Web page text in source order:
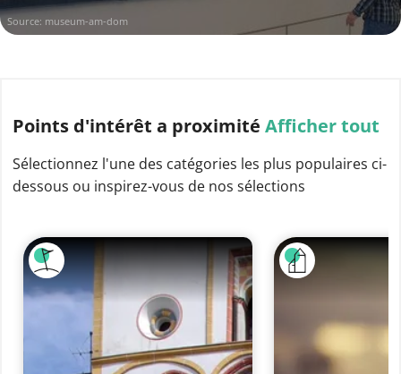
Source: museum-am-dom
Points d'intérêt a proximité Afficher tout
Sélectionnez l'une des catégories les plus populaires ci-
dessous ou inspirez-vous de nos sélections